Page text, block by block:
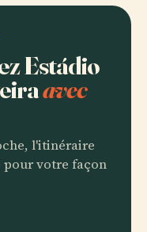
Estádio
avec
l'itinéraire
pour votre façon